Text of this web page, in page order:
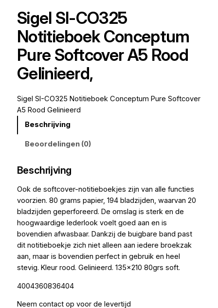
Sigel SI-CO325
Notitieboek Conceptum
Pure Softcover A5 Rood
Gelinieerd,
Sigel SI-CO325 Notitieboek Conceptum Pure Softcover
A5 Rood Gelinieerd
Beschrijving
Beoordelingen (0)
Beschrijving
Ook de softcover-notitieboekjes zijn van alle functies
voorzien. 80 grams papier, 194 bladzijden, waarvan 20
bladzijden geperforeerd. De omslag is sterk en de
hoogwaardige lederlook voelt goed aan en is
bovendien afwasbaar. Dankzij de buigbare band past
dit notitieboekje zich niet alleen aan iedere broekzak
aan, maar is bovendien perfect in gebruik en heel
stevig. Kleur rood. Gelinieerd. 135×210 80grs soft.
4004360836404
Neem contact op voor de levertijd